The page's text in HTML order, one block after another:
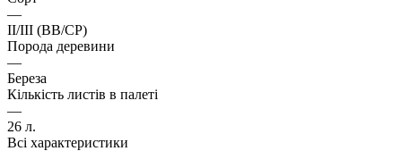
—
II/III (BB/CP)
Порода деревини
—
Береза
Кількість листів в палеті
—
26 л.
Всі характеристики